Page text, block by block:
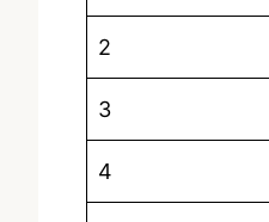
2
3
4